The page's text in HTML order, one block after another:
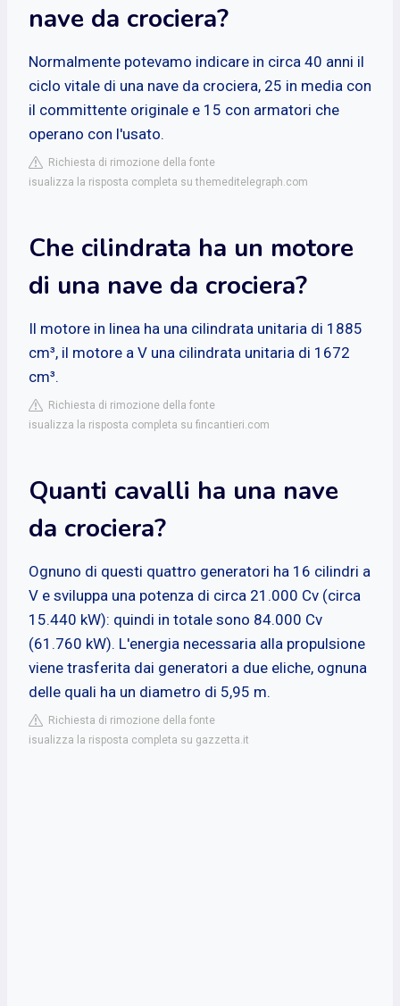
nave da crociera?
Normalmente potevamo indicare in circa 40 anni il
ciclo vitale di una nave da crociera, 25 in media con
il committente originale e 15 con armatori che
operano con l'usato.
Richiesta di rimozione della fonte
isualizza la risposta completa su themeditelegraph.com
Che cilindrata ha un motore
di una nave da crociera?
Il motore in linea ha una cilindrata unitaria di 1885
cm³, il motore a V una cilindrata unitaria di 1672
cm³.
Richiesta di rimozione della fonte
isualizza la risposta completa su fincantieri.com
Quanti cavalli ha una nave
da crociera?
Ognuno di questi quattro generatori ha 16 cilindri a
V e sviluppa una potenza di circa 21.000 Cv (circa
15.440 kW): quindi in totale sono 84.000 Cv
(61.760 kW). L'energia necessaria alla propulsione
viene trasferita dai generatori a due eliche, ognuna
delle quali ha un diametro di 5,95 m.
Richiesta di rimozione della fonte
isualizza la risposta completa su gazzetta.it